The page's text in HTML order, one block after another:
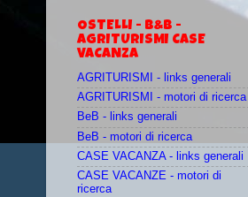
OSTELLI - B&B -
AGRITURISMI CASE
VACANZA
AGRITURISMI - links generali
AGRITURISMI - motori di ricerca
BeB - links generali
BeB - motori di ricerca
CASE VACANZA - links generali
CASE VACANZE - motori di
ricerca